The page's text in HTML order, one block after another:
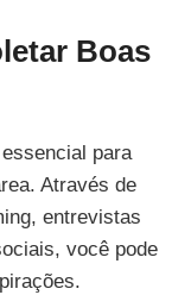
Boas
para
Através de
entrevistas
você pode